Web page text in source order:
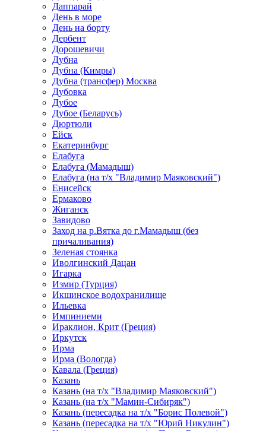
Даппарай
День в море
День на борту
Дербент
Дорошевичи
Дубна
Дубна (Кимры)
Дубна (трансфер) Москва
Дубовка
Дубое
Дубое (Беларусь)
Дюртюли
Ейск
Екатеринбург
Елабуга
Елабуга (Мамадыш)
Елабуга (на т/х "Владимир Маяковский")
Енисейск
Ермаково
Жиганск
Завидово
Заход на р.Вятка до г.Мамадыш (без
причаливания)
Зеленая стоянка
Иволгинский Дацан
Игарка
Измир (Турция)
Икшинское водохранилище
Ильевка
Импиниеми
Ираклион, Крит (Греция)
Иркутск
Ирма
Ирма (Вологда)
Кавала (Греция)
Казань
Казань (на т/х "Владимир Маяковский")
Казань (на т/х "Мамин-Сибиряк")
Казань (пересадка на т/х "Борис Полевой")
Казань (пересадка на т/х "Юрий Никулин")